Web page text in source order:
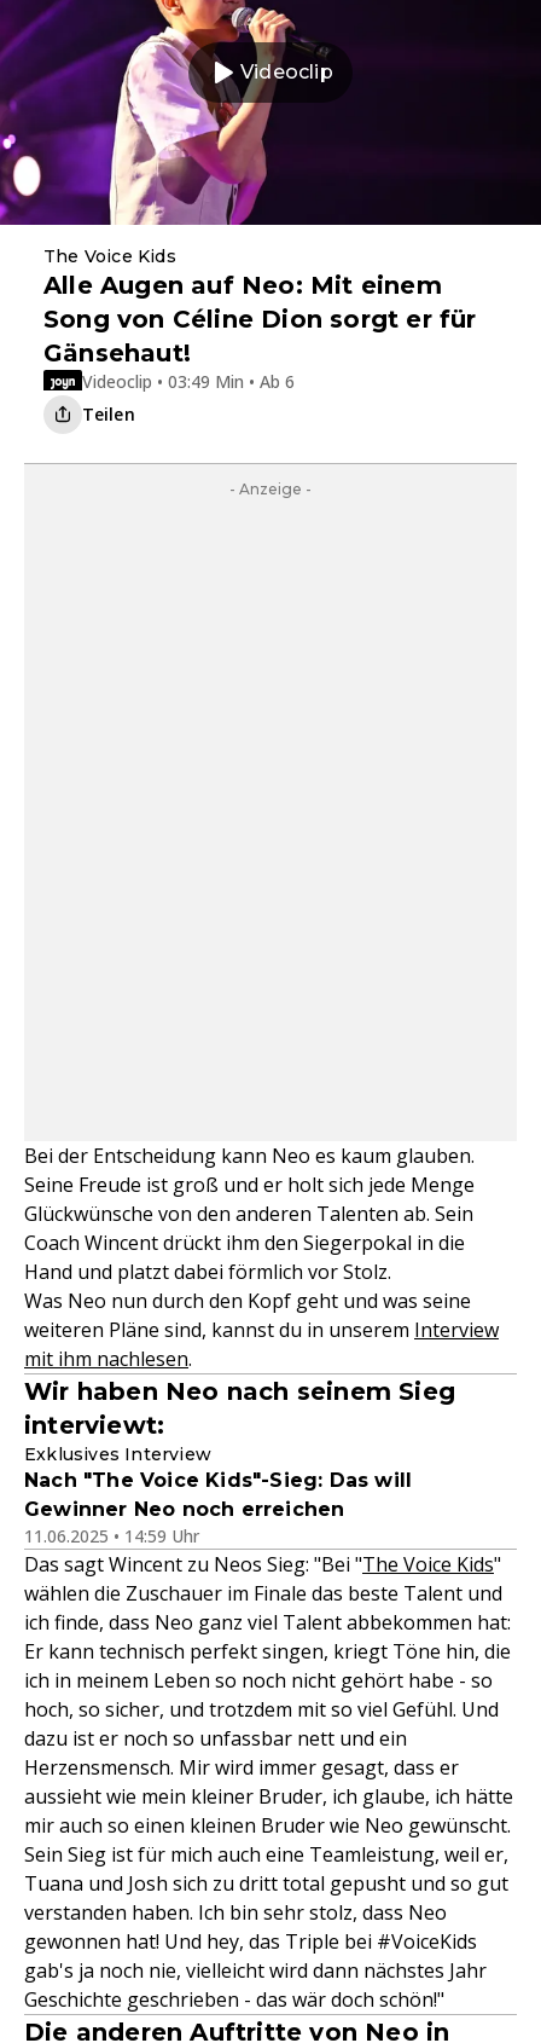
Videoclip
The Voice Kids
Alle Augen auf Neo: Mit einem
Song von Céline Dion sorgt er für
Gänsehaut!
Videoclip • 03:49 Min • Ab 6
Teilen
- Anzeige -
Bei der Entscheidung kann Neo es kaum glauben.
Seine Freude ist groß und er holt sich jede Menge
Glückwünsche von den anderen Talenten ab. Sein
Coach Wincent drückt ihm den Siegerpokal in die
Hand und platzt dabei förmlich vor Stolz.
Was Neo nun durch den Kopf geht und was seine
weiteren Pläne sind, kannst du in unserem Interview
mit ihm nachlesen.
Wir haben Neo nach seinem Sieg
interviewt:
Exklusives Interview
Nach "The Voice Kids"-Sieg: Das will
Gewinner Neo noch erreichen
11.06.2025 • 14:59 Uhr
Das sagt Wincent zu Neos Sieg: "Bei "The Voice Kids"
wählen die Zuschauer im Finale das beste Talent und
ich finde, dass Neo ganz viel Talent abbekommen hat:
Er kann technisch perfekt singen, kriegt Töne hin, die
ich in meinem Leben so noch nicht gehört habe - so
hoch, so sicher, und trotzdem mit so viel Gefühl. Und
dazu ist er noch so unfassbar nett und ein
Herzensmensch. Mir wird immer gesagt, dass er
aussieht wie mein kleiner Bruder, ich glaube, ich hätte
mir auch so einen kleinen Bruder wie Neo gewünscht.
Sein Sieg ist für mich auch eine Teamleistung, weil er,
Tuana und Josh sich zu dritt total gepusht und so gut
verstanden haben. Ich bin sehr stolz, dass Neo
gewonnen hat! Und hey, das Triple bei #VoiceKids
gab's ja noch nie, vielleicht wird dann nächstes Jahr
Geschichte geschrieben - das wär doch schön!"
Die anderen Auftritte von Neo in